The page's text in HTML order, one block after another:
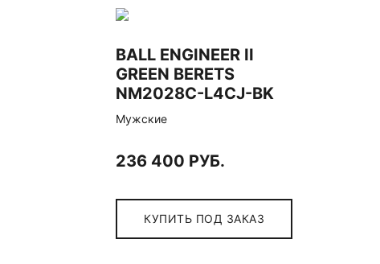
BALL ENGINEER II
GREEN BERETS
NM2028C-L4CJ-BK
Мужские
236 400 РУБ.
КУПИТЬ ПОД ЗАКАЗ